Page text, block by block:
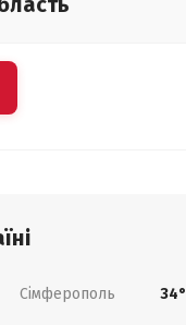
Сімферополь 34°